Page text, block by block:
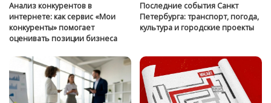
Анализ конкурентов в
интернете: как сервис «Мои
конкуренты» помогает
оценивать позиции бизнеса
Последние события Санкт
Петербурга: транспорт, погода,
культура и городские проекты